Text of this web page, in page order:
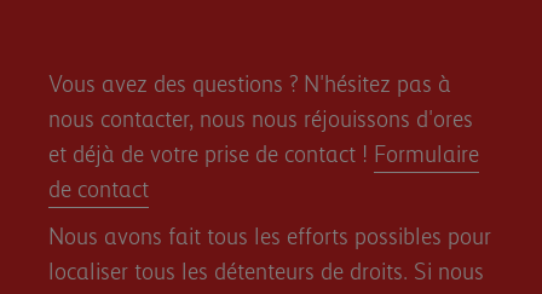
Vous avez des questions ? N'hésitez pas à
nous contacter, nous nous réjouissons d'ores
et déjà de votre prise de contact ! Formulaire
de contact
Nous avons fait tous les efforts possibles pour
localiser tous les détenteurs de droits. Si nous